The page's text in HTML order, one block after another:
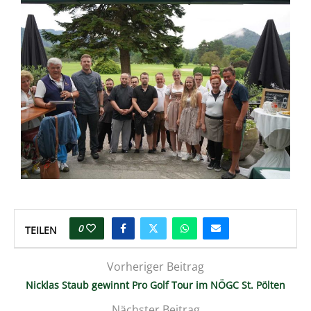
TEILEN 0
Vorheriger Beitrag
Nicklas Staub gewinnt Pro Golf Tour im NÖGC St. Pölten